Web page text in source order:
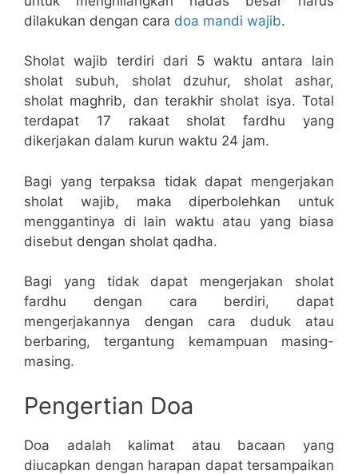
dilakukan dengan cara doa mandi wajib.
Sholat wajib terdiri dari 5 waktu antara lain
sholat subuh, sholat dzuhur, sholat ashar,
sholat maghrib, dan terakhir sholat isya. Total
terdapat 17 rakaat sholat fardhu yang
dikerjakan dalam kurun waktu 24 jam.
Bagi yang terpaksa tidak dapat mengerjakan
sholat wajib, maka diperbolehkan untuk
menggantinya di lain waktu atau yang biasa
disebut dengan sholat qadha.
Bagi yang tidak dapat mengerjakan sholat
fardhu dengan cara berdiri, dapat
mengerjakannya dengan cara duduk atau
berbaring, tergantung kemampuan masing-
masing.
Pengertian Doa
Doa adalah kalimat atau bacaan yang
diucapkan dengan harapan dapat tersampaikan